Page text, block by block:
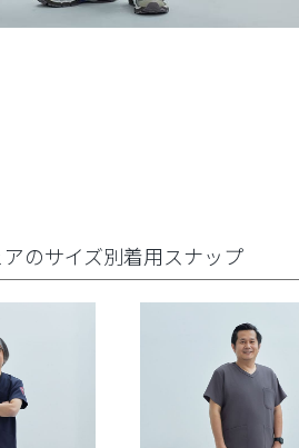
のサイズ別着用スナップ